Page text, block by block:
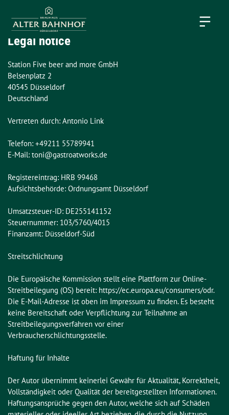
Legal notice
Station Five beer and more GmbH
Belsenplatz 2
40545 Düsseldorf
Deutschland
Vertreten durch: Antonio Link
Telefon: +49211 55789941
E-Mail: toni@gastroatworks.de
Registereintrag: HRB 99468
Aufsichtsbehörde: Ordnungsamt Düsseldorf
Umsatzsteuer-ID: DE255141152
Steuernummer: 103/5760/4015
Finanzamt: Düsseldorf-Süd
Streitschlichtung
Die Europäische Kommission stellt eine Plattform zur Online-
Streitbeilegung (OS) bereit: https://ec.europa.eu/consumers/odr.
Die E-Mail-Adresse ist oben im Impressum zu finden. Es besteht
keine Bereitschaft oder Verpflichtung zur Teilnahme an
Streitbeilegungsverfahren vor einer
Verbraucherschlichtungsstelle.
Haftung für Inhalte
Der Autor übernimmt keinerlei Gewähr für Aktualität, Korrektheit,
Vollständigkeit oder Qualität der bereitgestellten Informationen.
Haftungsansprüche gegen den Autor, welche sich auf Schäden